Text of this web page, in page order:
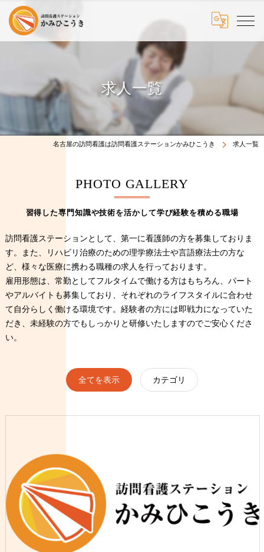
求人一覧
名古屋の訪問看護は訪問看護ステーションかみひこうき 求人一覧
PHOTO GALLERY
習得した専門知識や技術を活かして学び経験を積める職場
訪問看護ステーションとして、第一に看護師の方を募集しておりま
す。また、リハビリ治療のための理学療法士や言語療法士の方な
ど、様々な医療に携わる職種の求人を行っております。
雇用形態は、常勤としてフルタイムで働ける方はもちろん、パート
やアルバイトも募集しており、それぞれのライフスタイルに合わせ
て自分らしく働ける環境です。経験者の方には即戦力になっていた
だき、未経験の方でもしっかりと研修いたしますのでご安心くださ
い。
全てを表示 カテゴリ